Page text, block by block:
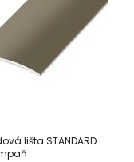
lišta STANDARD